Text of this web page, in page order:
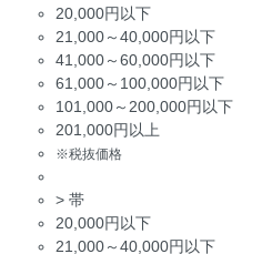
20,000円以下
21,000～40,000円以下
41,000～60,000円以下
61,000～100,000円以下
101,000～200,000円以下
201,000円以上
※税抜価格
> 帯
20,000円以下
21,000～40,000円以下